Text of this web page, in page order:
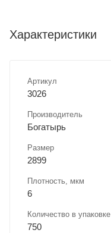
Характеристики
Артикул
3026
Производитель
Богатырь
Размер
2899
Плотность, мкм
6
Количество в упаковке
750